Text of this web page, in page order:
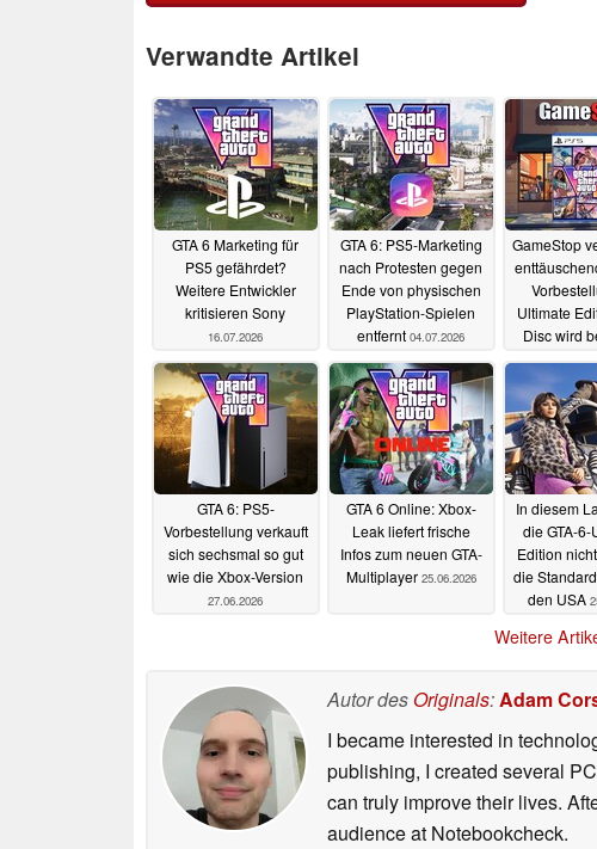
Verwandte Artikel
GTA 6 Marketing für
PS5 gefährdet?
Weitere Entwickler
kritisieren Sony
16.07.2026
GTA 6: PS5-Marketing
nach Protesten gegen
Ende von physischen
PlayStation-Spielen
entfernt 04.07.2026
GameStop
Ultimate
Disc wird
GTA 6: PS5-
Vorbestellung verkauft
sich sechsmal so gut
wie die Xbox-Version
27.06.2026
GTA 6 Online: Xbox-
Leak liefert frische
Infos zum neuen GTA-
Multiplayer 25.06.2026
In diesem
die GTA-6-
Edition
die
den USA
Weitere
Autor des Originals:Adam
I became interested in
publishing, I created several
can truly improve their lives.
audience at Notebookcheck.